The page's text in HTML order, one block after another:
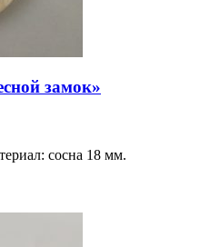
замок»
сосна 18 мм.